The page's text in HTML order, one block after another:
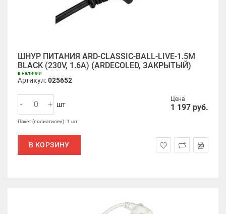
ШНУР ПИТАНИЯ ARD-CLASSIC-BALL-LIVE-1.5M
BLACK (230V, 1.6A) (ARDECOLED, ЗАКРЫТЫЙ)
в наличии
Артикул:025652
Цена
1 197 руб.
- + шт
Пакет (полиэтилен) : 1 шт
В КОРЗИНУ